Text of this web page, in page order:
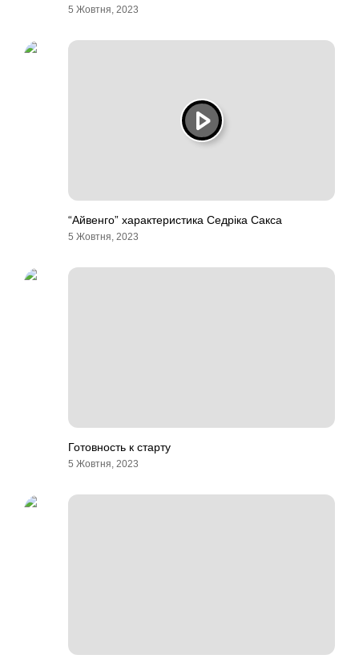
5 Жовтня, 2023
“Айвенго” характеристика Седріка Сакса
5 Жовтня, 2023
Готовность к старту
5 Жовтня, 2023